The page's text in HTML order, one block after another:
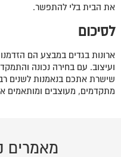
את הבית בלי להתפשר.
לסיכום
ארונות בגדים במבצע הם
ועיצוב. עם בחירה נכונה
שישרת אתכם בנאמנות לשנים
מתקדמים, מעוצבים ומותאמים
מאמרים